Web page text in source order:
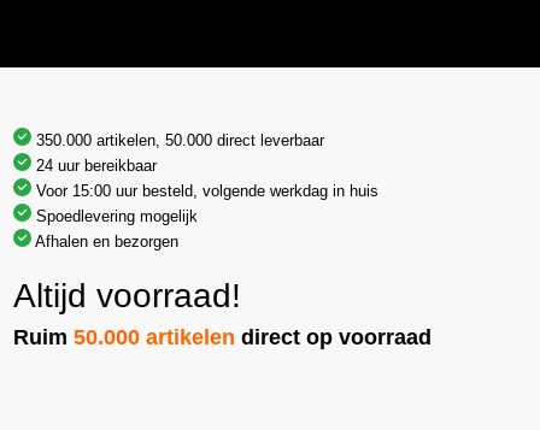
350.000 artikelen, 50.000 direct leverbaar
24 uur bereikbaar
Voor 15:00 uur besteld, volgende werkdag in huis
Spoedlevering mogelijk
Afhalen en bezorgen
Altijd voorraad!
Ruim50.000 artikelen direct op voorraad